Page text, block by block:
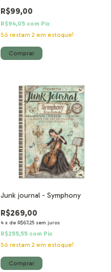
R$99,00
R$94,05 com Pix
Só restam 2 em estoque!
Junk journal - Symphony
R$269,00
4 x de R$67,25 sem juros
R$255,55 com Pix
Só restam 2 em estoque!